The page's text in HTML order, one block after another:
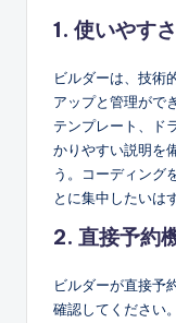
1. 使いやすさ
ビルダーは、技術
アップと管理がで
テンプレート、ド
かりやすい説明を
う。コーディング
とに集中したいは
2. 直接予約
ビルダーが直接予
確認してください